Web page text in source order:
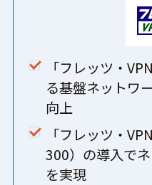
「フレッツ・
る基盤ネットワ
向上
「フレッツ・
300）の導入で
を実現